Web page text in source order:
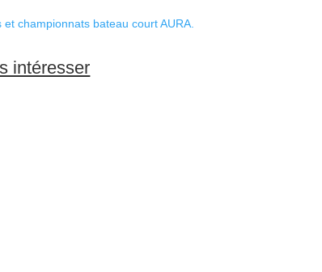
championnats bateau court AURA.
intéresser